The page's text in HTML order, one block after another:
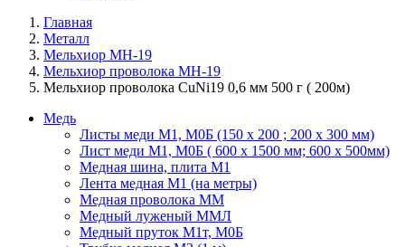
Главная
Металл
Мельхиор МН-19
Мельхиор проволока МН-19
Мельхиор проволока CuNi19 0,6 мм 500 г ( 200м)
Медь
Листы меди М1, М0Б (150 х 200 ; 200 х 300 мм)
Лист меди М1, М0Б ( 600 х 1500 мм; 600 х 500мм)
Медная шина, плита М1
Лента медная М1 (на метры)
Медная проволока ММ
Медный луженый ММЛ
Медный пруток М1т, М0Б